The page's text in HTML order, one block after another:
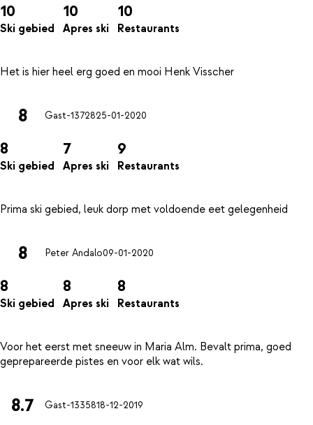
10
Ski gebied
10
Apres ski
10
Restaurants
8 Gast-1372825-01-2020
8
Ski gebied
7
Apres ski
9
Restaurants
8 Peter Andalo09-01-2020
8
Ski gebied
8
Apres ski
8
Restaurants
Voor het eerst met sneeuw in Maria Alm. Bevalt prima, goed
8.7 Gast-1335818-12-2019